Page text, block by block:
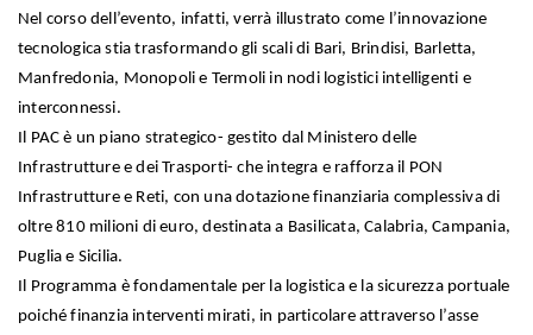
Nel corso dell’evento, infatti, verrà illustrato come l’innovazione
tecnologica stia trasformando gli scali di Bari, Brindisi, Barletta,
Manfredonia, Monopoli e Termoli in nodi logistici intelligenti e
interconnessi.
Il PAC è un piano strategico- gestito dal Ministero delle
Infrastrutture e dei Trasporti- che integra e rafforza il PON
Infrastrutture e Reti, con una dotazione finanziaria complessiva di
oltre 810 milioni di euro, destinata a Basilicata, Calabria, Campania,
Puglia e Sicilia.
Il Programma è fondamentale per la logistica e la sicurezza portuale
poiché finanzia interventi mirati, in particolare attraverso l’asse